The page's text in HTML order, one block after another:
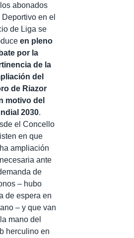
abonados
Deportivo en el
de Liga se
en pleno
por la
de la
del
de Riazor
motivo del
2030.
el Concello
en que
ampliación
ante
de
– hubo
de espera en
– y que van
mano del
herculino en